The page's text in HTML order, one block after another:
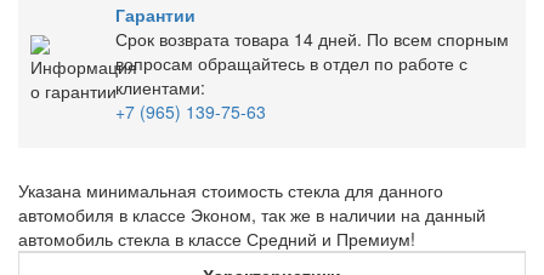
Гарантии
Срок возврата товара 14 дней. По всем спорным
вопросам обращайтесь в отдел по работе с
клиентами:
+7 (965) 139-75-63
Указана минимальная стоимость стекла для данного
автомобиля в классе Эконом, так же в наличии на данный
автомобиль стекла в классе Средний и Премиум!